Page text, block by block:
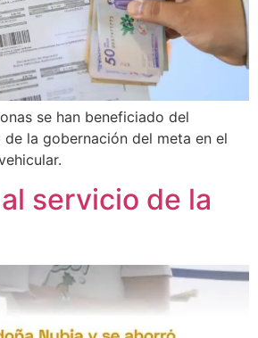
se han beneficiado del
la gobernación del meta en el
servicio de la